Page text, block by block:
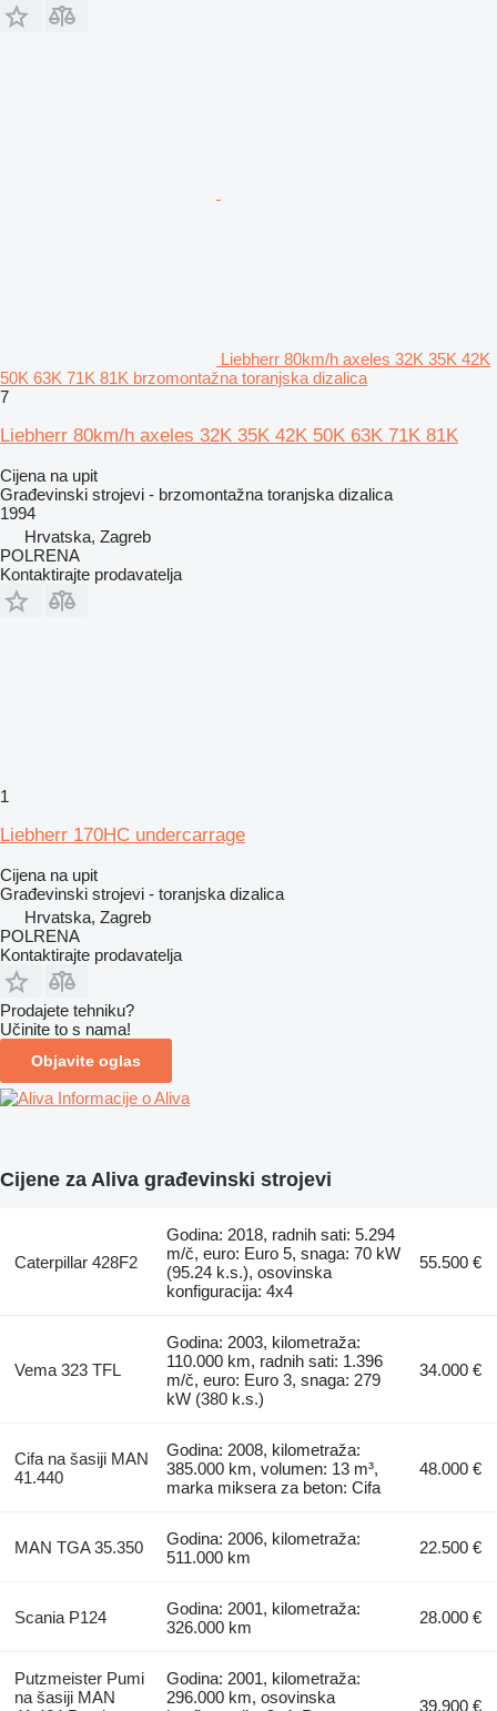
Liebherr 80km/h axeles 32K 35K 42K
50K 63K 71K 81K brzomontažna toranjska dizalica
7
Liebherr 80km/h axeles 32K 35K 42K 50K 63K 71K 81K
Cijena na upit
Građevinski strojevi - brzomontažna toranjska dizalica
1994
Hrvatska, Zagreb
POLRENA
Kontaktirajte prodavatelja
1
Liebherr 170HC undercarrage
Cijena na upit
Građevinski strojevi - toranjska dizalica
Hrvatska, Zagreb
POLRENA
Kontaktirajte prodavatelja
Prodajete tehniku?
Učinite to s nama!
Objavite oglas
Informacije o Aliva
Cijene za Aliva građevinski strojevi
Caterpillar 428F2
Godina: 2018, radnih sati: 5.294
m/č, euro: Euro 5, snaga: 70 kW
(95.24 k.s.), osovinska
konfiguracija: 4x4
55.500 €
Vema 323 TFL
Godina: 2003, kilometraža:
110.000 km, radnih sati: 1.396
m/č, euro: Euro 3, snaga: 279
kW (380 k.s.)
34.000 €
Cifa na šasiji MAN
41.440
Godina: 2008, kilometraža:
385.000 km, volumen: 13 m³,
marka miksera za beton: Cifa
48.000 €
MAN TGA 35.350
Godina: 2006, kilometraža:
511.000 km
22.500 €
Scania P124
Godina: 2001, kilometraža:
326.000 km
28.000 €
Putzmeister Pumi
na šasiji MAN
Godina: 2001, kilometraža:
296.000 km, osovinska
39.900 €